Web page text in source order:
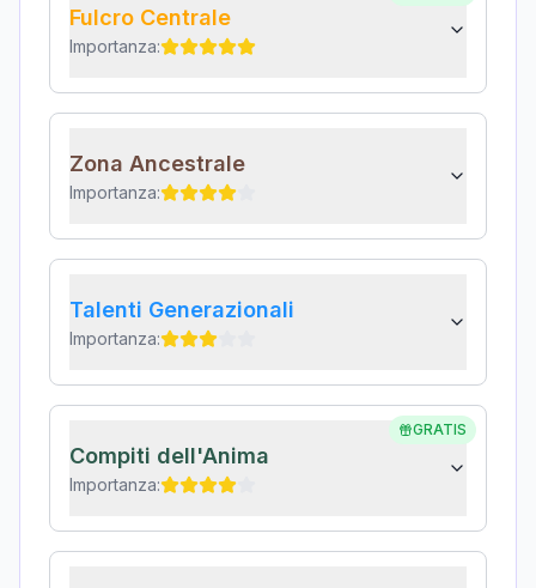
Fulcro Centrale
Importanza:
Zona Ancestrale
Importanza:
Talenti Generazionali
Importanza:
GRATIS
Compiti dell'Anima
Importanza: